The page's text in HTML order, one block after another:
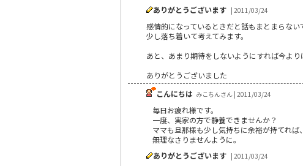
ありがとうございます | 2011/03/24
感情的になっているときだと話もまとまらない
少し落ち着いて考えてみます。
あと、あまり期待をしないようにすれば今よ
ありがとうございました
こんにちは みこちんさん | 2011/03/24
毎日お疲れ様です。
一度、実家の方で静養できませんか？
ママも旦那様も少し気持ちに余裕が持てれば
無理なさりませんように。
ありがとうございます | 2011/03/24